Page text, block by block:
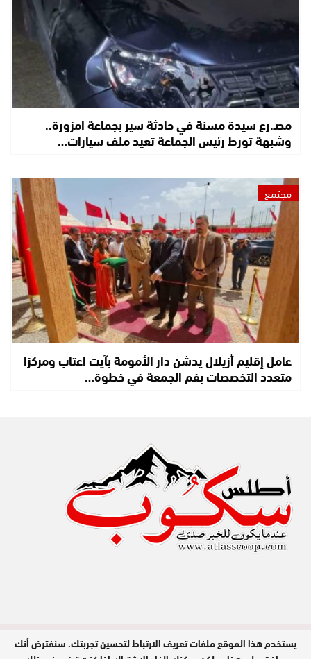
مصـ.رع سيدة مسنة في حادثة سير بجماعة امزورة..
وشبهة تورط رئيس الجماعة تعيد ملف سيارات…
مجتمع
عامل إقليم أزيلال يدشن دار الأمومة بآيت اعتاب ومركزا
متعدد التخصصات بفم الجمعة في خطوة…
مدير النشر : عبد الله عزي / جميع الحقوق
يستخدم هذا الموقع ملفات تعريف الارتباط لتحسين تجربتك. سنفترض أنك